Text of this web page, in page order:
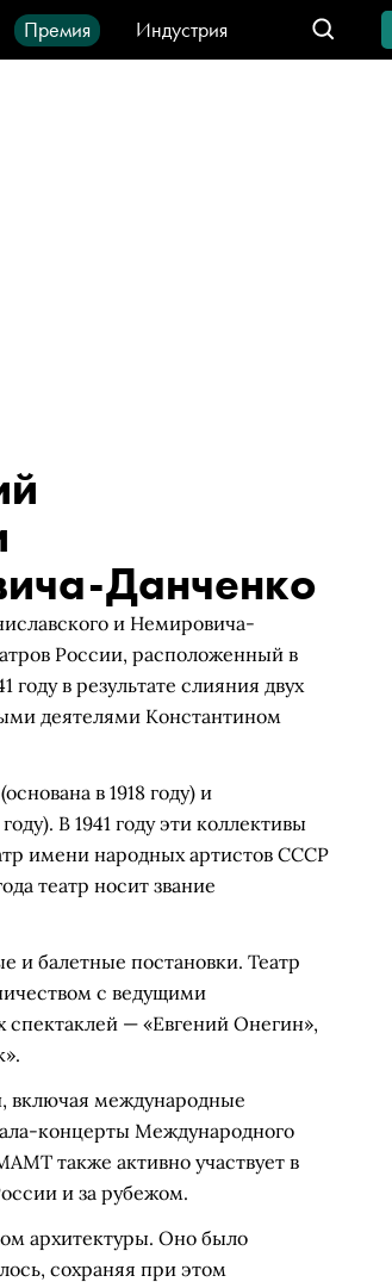
Премия
Индустрия
IT-продукты
Данченко
и Немировича-
России, расположенный в
в результате слияния двух
деятелями Константином
в 1918 году) и
В 1941 году эти коллективы
имени народных артистов СССР
театр носит звание
балетные постановки. Театр
с ведущими
— «Евгений Онегин»,
включая международные
концерты Международного
также активно участвует в
и за рубежом.
архитектуры. Оно было
сохраняя при этом